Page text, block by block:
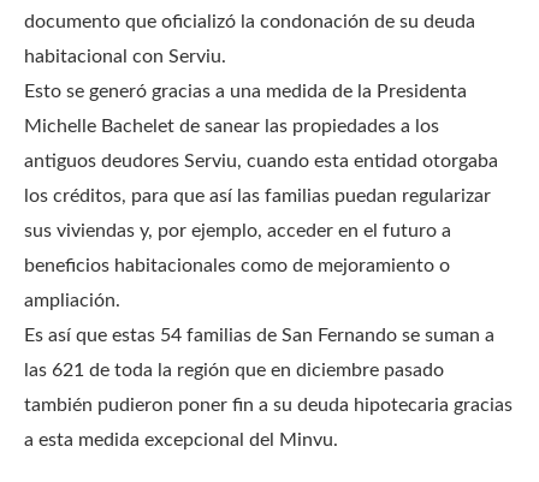
documento que oficializó la condonación de su deuda
habitacional con Serviu.
Esto se generó gracias a una medida de la Presidenta
Michelle Bachelet de sanear las propiedades a los
antiguos deudores Serviu, cuando esta entidad otorgaba
los créditos, para que así las familias puedan regularizar
sus viviendas y, por ejemplo, acceder en el futuro a
beneficios habitacionales como de mejoramiento o
ampliación.
Es así que estas 54 familias de San Fernando se suman a
las 621 de toda la región que en diciembre pasado
también pudieron poner fin a su deuda hipotecaria gracias
a esta medida excepcional del Minvu.